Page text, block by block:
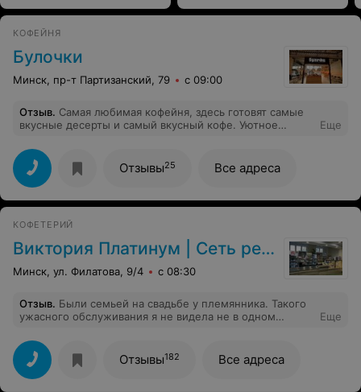
КОФЕЙНЯ
Булочки
Минск, пр-т Партизанский, 79 с 09:00
Отзыв. Самая любимая кофейня, здесь готовят самые
вкусные десерты и самый вкусный кофе. Уютное
компании и для пар, и даже уединиться одному. Очень
нравится бариста Александр , приятный голос и
харизма хорошая, всегда подскажет и по блюдам, и по
напиткам. Пока сидели здесь пару часов, парень
поднял настроение каждому гостю. Спасибо
Еще
Отзывы25 Все адреса
КОФЕТЕРИЙ
Виктория Платинум | Сеть ресторанов Виктория
Минск, ул. Филатова, 9/4 с 08:30
Отзыв. Были семьей на свадьбе у племянника. Такого
ужасного обслуживания я не видела не в одном
бронировании ресторана оговаривалось, что у каждого
столика ( их было 5, 80 гостей) должен был стоять
официант и обслуживать гостей, по факту официанты
появлялись чтобы забрать полные блюда и унести к
Еще
Отзывы182 Все адреса